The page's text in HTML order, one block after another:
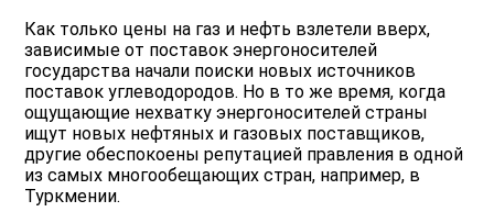
Как только цены на газ и нефть взлетели вверх,
зависимые от поставок энергоносителей
государства начали поиски новых источников
поставок углеводородов. Но в то же время, когда
ощущающие нехватку энергоносителей страны
ищут новых нефтяных и газовых поставщиков,
другие обеспокоены репутацией правления в одной
из самых многообещающих стран, например, в
Туркмении.